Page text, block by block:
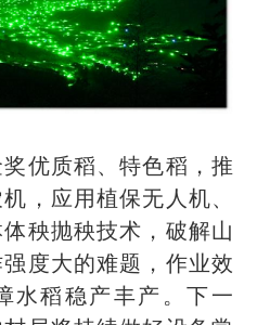
质稻、特色稻，推
，应用植保无人机、
秧抛秧技术，破解山
度大的难题，作业效
水稻稳产丰产。下一